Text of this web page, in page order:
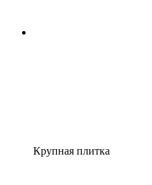
Крупная плитка